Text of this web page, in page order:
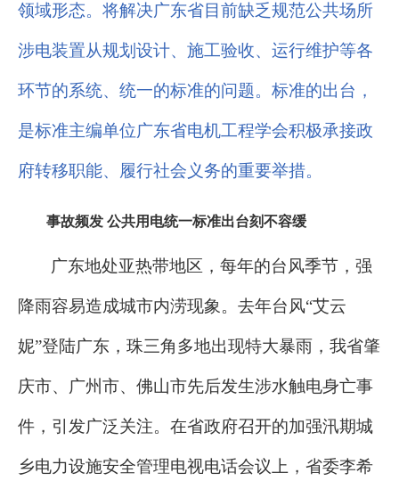
领域形态。将解决广东省目前缺乏规范公共场所
涉电装置从规划设计、施工验收、运行维护等各
环节的系统、统一的标准的问题。标准的出台，
是标准主编单位广东省电机工程学会积极承接政
府转移职能、履行社会义务的重要举措。
事故频发 公共用电统一标准出台刻不容缓
广东地处亚热带地区，每年的台风季节，强
降雨容易造成城市内涝现象。去年台风“艾云
妮”登陆广东，珠三角多地出现特大暴雨，我省肇
庆市、广州市、佛山市先后发生涉水触电身亡事
件，引发广泛关注。在省政府召开的加强汛期城
乡电力设施安全管理电视电话会议上，省委李希